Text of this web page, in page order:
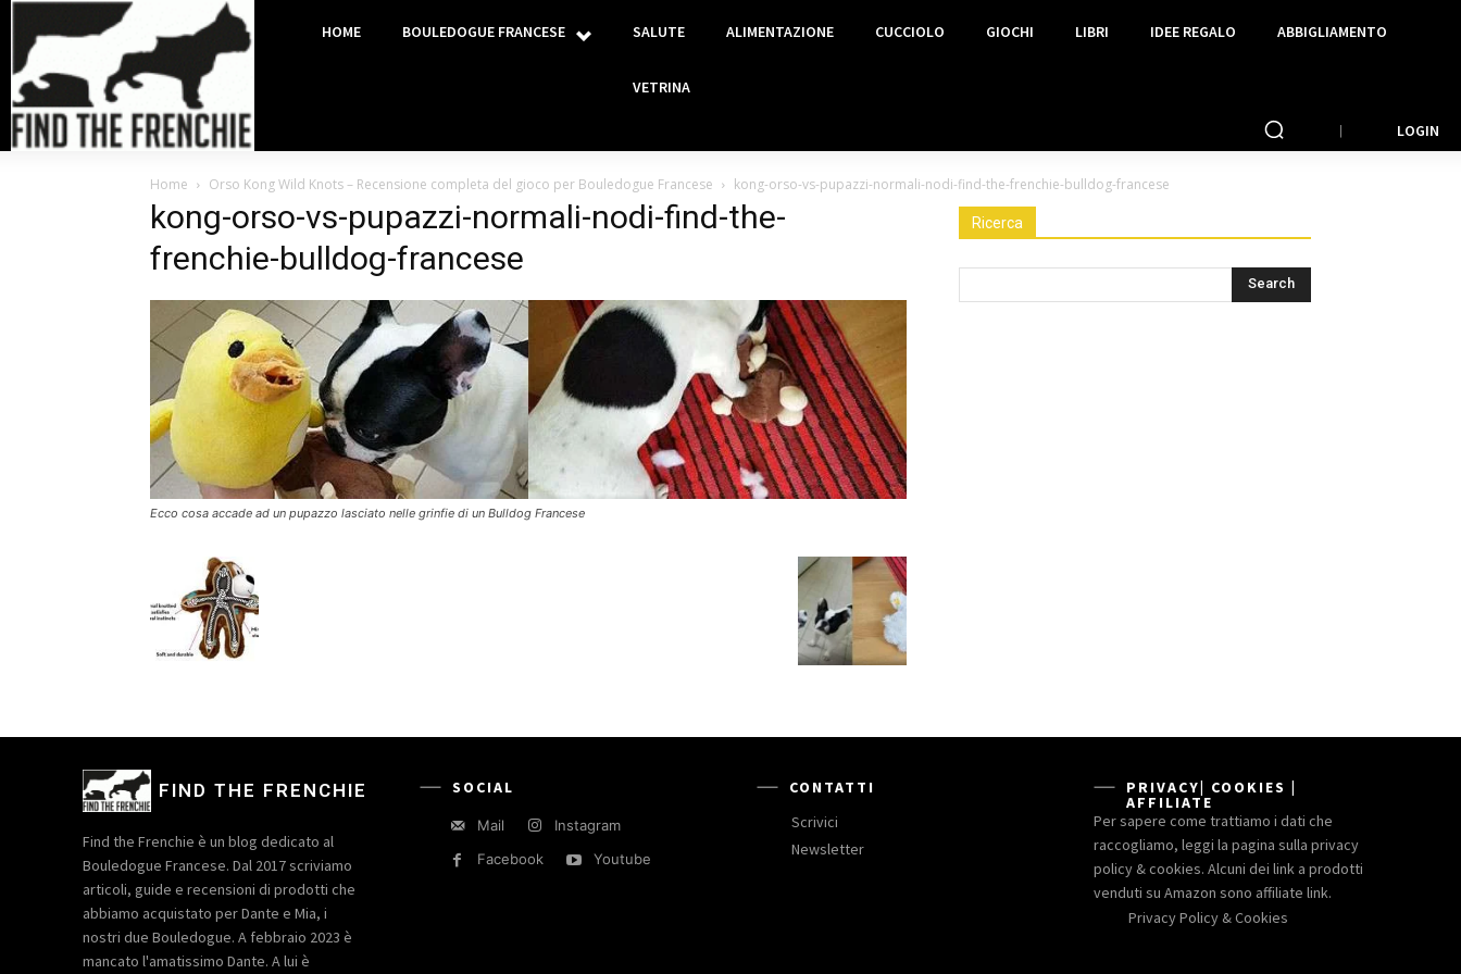
HOME BOULEDOGUE FRANCESE SALUTE ALIMENTAZIONE CUCCIOLO GIOCHI LIBRI IDEE REGALO ABBIGLIAMENTO
VETRINA
LOGIN
Home Orso Kong Wild Knots – Recensione completa del gioco per Bouledogue Francese kong-orso-vs-pupazzi-normali-nodi-find-the-frenchie-bulldog-francese
kong-orso-vs-pupazzi-normali-nodi-find-the-
frenchie-bulldog-francese
Ecco cosa accade ad un pupazzo lasciato nelle grinfie di un Bulldog Francese
Ricerca
FIND THE FRENCHIE
Find the Frenchie è un blog dedicato al
Bouledogue Francese. Dal 2017 scriviamo
articoli, guide e recensioni di prodotti che
abbiamo acquistato per Dante e Mia, i
nostri due Bouledogue. A febbraio 2023 è
mancato l'amatissimo Dante. A lui è
SOCIAL
Mail
Instagram
Facebook
Youtube
CONTATTI
Scrivici
Newsletter
PRIVACY| COOKIES |
AFFILIATE
Per sapere come trattiamo i dati che
raccogliamo, leggi la pagina sulla privacy
policy & cookies. Alcuni dei link a prodotti
venduti su Amazon sono affiliate link.
Privacy Policy & Cookies